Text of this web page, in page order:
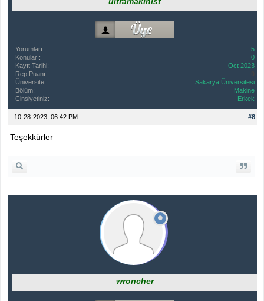
Yorumları:
5
Konuları:
0
Kayıt Tarihi:
Oct 2023
Rep Puanı:
Üniversite:
Sakarya Üniversitesi
Bölüm:
Makine
Cinsiyetiniz:
Erkek
#8
10-28-2023, 06:42 PM
Teşekkürler
wroncher